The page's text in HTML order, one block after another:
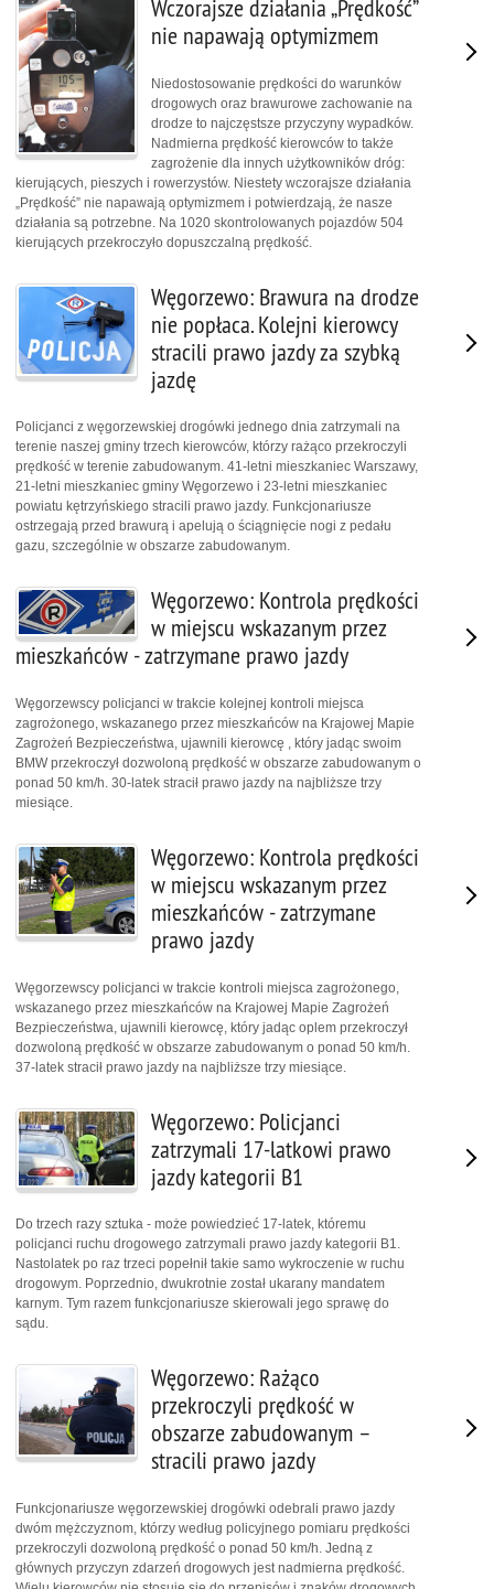
Wczorajsze działania „Prędkość”
nie napawają optymizmem
Niedostosowanie prędkości do warunków
drogowych oraz brawurowe zachowanie na
drodze to najczęstsze przyczyny wypadków.
Nadmierna prędkość kierowców to także
zagrożenie dla innych użytkowników dróg:
kierujących, pieszych i rowerzystów. Niestety wczorajsze działania
„Prędkość” nie napawają optymizmem i potwierdzają, że nasze
działania są potrzebne. Na 1020 skontrolowanych pojazdów 504
kierujących przekroczyło dopuszczalną prędkość.
Węgorzewo: Brawura na drodze
nie popłaca. Kolejni kierowcy
stracili prawo jazdy za szybką
jazdę
Policjanci z węgorzewskiej drogówki jednego dnia zatrzymali na
terenie naszej gminy trzech kierowców, którzy rażąco przekroczyli
prędkość w terenie zabudowanym. 41-letni mieszkaniec Warszawy,
21-letni mieszkaniec gminy Węgorzewo i 23-letni mieszkaniec
powiatu kętrzyńskiego stracili prawo jazdy. Funkcjonariusze
ostrzegają przed brawurą i apelują o ściągnięcie nogi z pedału
gazu, szczególnie w obszarze zabudowanym.
Węgorzewo: Kontrola prędkości
w miejscu wskazanym przez
mieszkańców - zatrzymane prawo jazdy
Węgorzewscy policjanci w trakcie kolejnej kontroli miejsca
zagrożonego, wskazanego przez mieszkańców na Krajowej Mapie
Zagrożeń Bezpieczeństwa, ujawnili kierowcę , który jadąc swoim
BMW przekroczył dozwoloną prędkość w obszarze zabudowanym o
ponad 50 km/h. 30-latek stracił prawo jazdy na najbliższe trzy
miesiące.
Węgorzewo: Kontrola prędkości
w miejscu wskazanym przez
mieszkańców - zatrzymane
prawo jazdy
Węgorzewscy policjanci w trakcie kontroli miejsca zagrożonego,
wskazanego przez mieszkańców na Krajowej Mapie Zagrożeń
Bezpieczeństwa, ujawnili kierowcę, który jadąc oplem przekroczył
dozwoloną prędkość w obszarze zabudowanym o ponad 50 km/h.
37-latek stracił prawo jazdy na najbliższe trzy miesiące.
Węgorzewo: Policjanci
zatrzymali 17-latkowi prawo
jazdy kategorii B1
Do trzech razy sztuka - może powiedzieć 17-latek, któremu
policjanci ruchu drogowego zatrzymali prawo jazdy kategorii B1.
Nastolatek po raz trzeci popełnił takie samo wykroczenie w ruchu
drogowym. Poprzednio, dwukrotnie został ukarany mandatem
karnym. Tym razem funkcjonariusze skierowali jego sprawę do
sądu.
Węgorzewo: Rażąco
przekroczyli prędkość w
obszarze zabudowanym –
stracili prawo jazdy
Funkcjonariusze węgorzewskiej drogówki odebrali prawo jazdy
dwóm mężczyznom, którzy według policyjnego pomiaru prędkości
przekroczyli dozwoloną prędkość o ponad 50 km/h. Jedną z
głównych przyczyn zdarzeń drogowych jest nadmierna prędkość.